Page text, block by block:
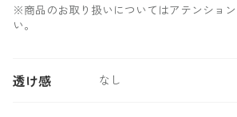
※商品のお取り扱いについてはアテンショ
い。
透け感 なし